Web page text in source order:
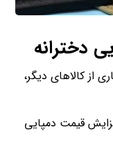
دخترانه
از کالاهای دیگر،
قیمت دمپایی